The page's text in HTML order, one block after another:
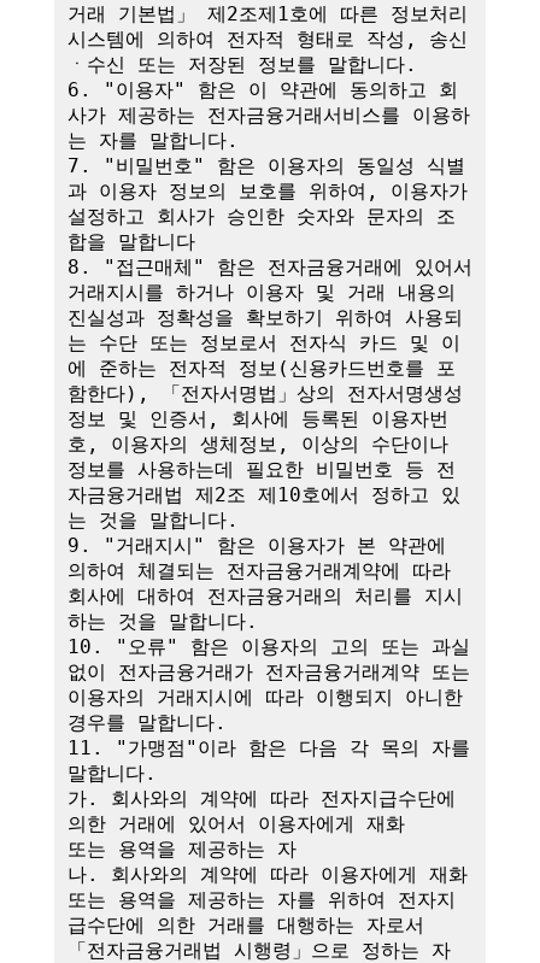
거래 기본법」 제2조제1호에 따른 정보처리
시스템에 의하여 전자적 형태로 작성, 송신
ㆍ수신 또는 저장된 정보를 말합니다.
6. "이용자" 함은 이 약관에 동의하고 회
사가 제공하는 전자금융거래서비스를 이용하
는 자를 말합니다.
7. "비밀번호" 함은 이용자의 동일성 식별
과 이용자 정보의 보호를 위하여, 이용자가
설정하고 회사가 승인한 숫자와 문자의 조
합을 말합니다
8. "접근매체" 함은 전자금융거래에 있어서
거래지시를 하거나 이용자 및 거래 내용의
진실성과 정확성을 확보하기 위하여 사용되
는 수단 또는 정보로서 전자식 카드 및 이
에 준하는 전자적 정보(신용카드번호를 포
함한다), 「전자서명법」상의 전자서명생성
정보 및 인증서, 회사에 등록된 이용자번
호, 이용자의 생체정보, 이상의 수단이나
정보를 사용하는데 필요한 비밀번호 등 전
자금융거래법 제2조 제10호에서 정하고 있
는 것을 말합니다.
9. "거래지시" 함은 이용자가 본 약관에
의하여 체결되는 전자금융거래계약에 따라
회사에 대하여 전자금융거래의 처리를 지시
하는 것을 말합니다.
10. "오류" 함은 이용자의 고의 또는 과실
없이 전자금융거래가 전자금융거래계약 또는
이용자의 거래지시에 따라 이행되지 아니한
경우를 말합니다.
11. "가맹점"이라 함은 다음 각 목의 자를
말합니다.
가. 회사와의 계약에 따라 전자지급수단에
의한 거래에 있어서 이용자에게 재화
또는 용역을 제공하는 자
나. 회사와의 계약에 따라 이용자에게 재화
또는 용역을 제공하는 자를 위하여 전자지
급수단에 의한 거래를 대행하는 자로서
「전자금융거래법 시행령」으로 정하는 자